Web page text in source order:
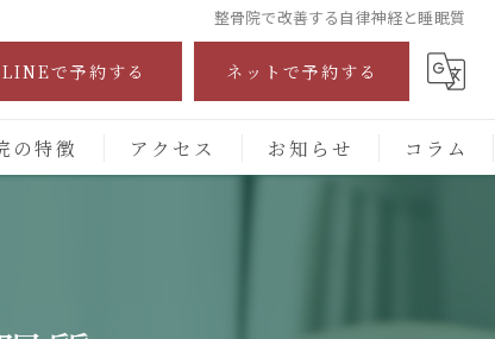
整骨院で改善する自律神経と睡眠質
LINEで予約する ネットで予約する
の特徴 アクセス お知らせ コラム